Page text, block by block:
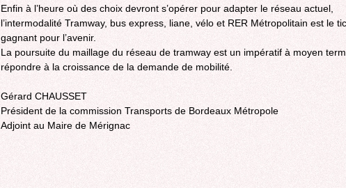
Enfin à l’heure où des choix devront s’opérer pour adapter le réseau actuel,
l’intermodalité Tramway, bus express, liane, vélo et RER Métropolitain est le
gagnant pour l’avenir.
La poursuite du maillage du réseau de tramway est un impératif à moyen
répondre à la croissance de la demande de mobilité.
Gérard CHAUSSET
Président de la commission Transports de Bordeaux Métropole
Adjoint au Maire de Mérignac